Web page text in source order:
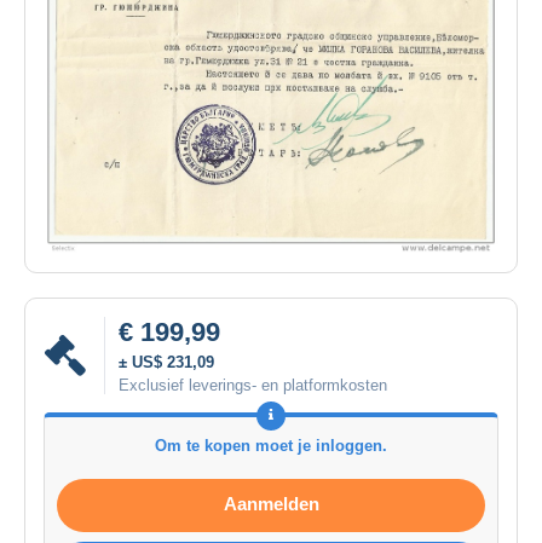
€ 199,99
± US$ 231,09
Exclusief leverings- en platformkosten
Om te kopen moet je inloggen.
Aanmelden